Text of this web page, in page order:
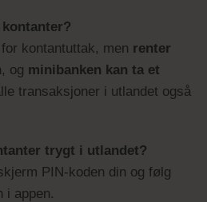
kontantuttak, men renter
, og minibanken kan ta et
transaksjoner i utlandet også
trygt i utlandet?
PIN-koden din og følg
i appen.